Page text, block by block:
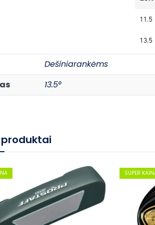
Dešiniarankėms
13.5°
produktai
SUPER